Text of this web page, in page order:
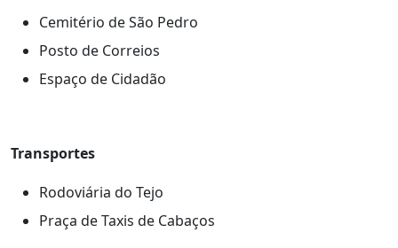
Cemitério de São Pedro
Posto de Correios
Espaço de Cidadão
Transportes
Rodoviária do Tejo
Praça de Taxis de Cabaços